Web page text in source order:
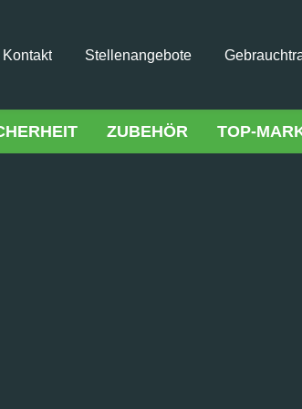
Kontakt Stellenangebote
ZUBEHÖR TOP-